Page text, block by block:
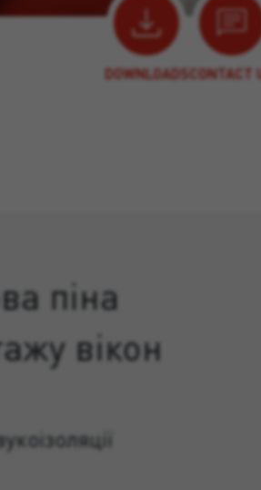
DOWNLOADSCONTACT
піна
вікон